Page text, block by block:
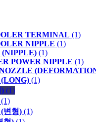
TERMINAL (1)
NIPPLE (1)
(NIPPLE) (1)
POWER NIPPLE (1)
(1)
) (1)
(1)
변형) (1)